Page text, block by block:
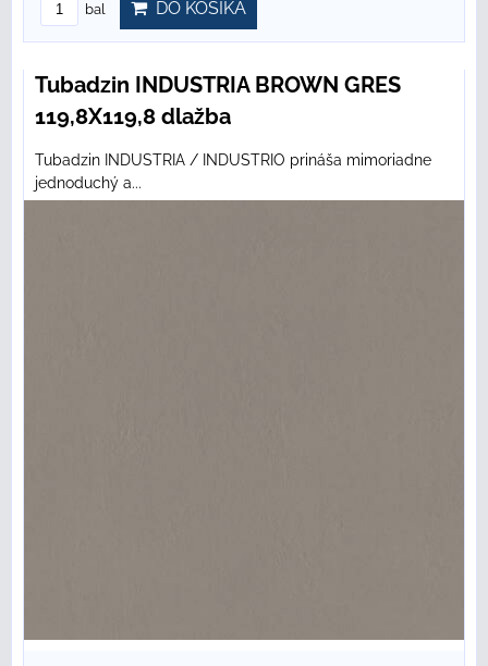
bal DO KOŠÍKA
Tubadzin INDUSTRIA BROWN GRES
119,8X119,8 dlažba
Tubadzin INDUSTRIA / INDUSTRIO prináša mimoriadne
jednoduchý a...